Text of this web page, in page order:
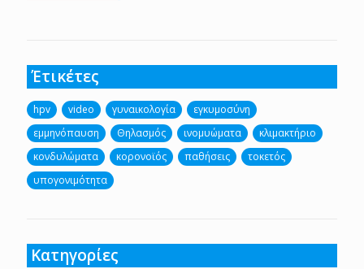
Έτικέτες
hpv video γυναικολογία
εγκυμοσύνη
εμμηνόπαυση
Θηλασμός ινομυώματα
κλιμακτήριο
κονδυλώματα
κορονοϊός παθήσεις
τοκετός
υπογονιμότητα
Κατηγορίες